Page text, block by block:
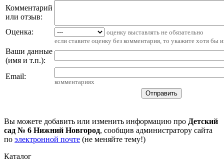
Комментарий
или отзыв:
Оценка:
оценку выставлять не обязательно
если ставите оценку без комментария, то укажите хотя бы
Ваши данные
(имя и т.п.):
Email:
комментариях
Вы можете добавить или изменить информацию про Детский
сад № 6 Нижний Новгород, сообщив администратору сайта
по электронной почте (не меняйте тему!)
Каталог